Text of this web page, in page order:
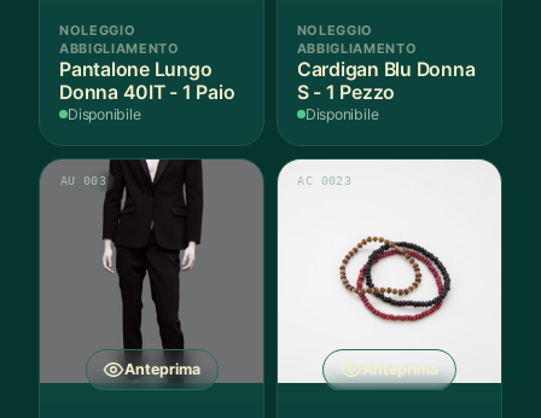
NOLEGGIO
ABBIGLIAMENTO
Pantalone Lungo
Donna 40IT - 1 Paio
Disponibile
NOLEGGIO
ABBIGLIAMENTO
Cardigan Blu Donna
S - 1 Pezzo
Disponibile
Anteprima
AU 003
Anteprima
AC 0023